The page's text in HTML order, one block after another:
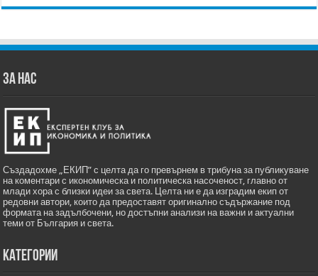
ЗА НАС
Създадохме „ЕКИП” с целта да го превърнем в трибуна за публикуване
на коментари с икономическа и политическа насоченост, главно от
млади хора с близки идеи за света. Целта ни е да изградим екип от
редовни автори, които да предоставят оригинално съдържание под
формата на задълбочени, но достъпни анализи на важни и актуални
теми от България и света.
Категории